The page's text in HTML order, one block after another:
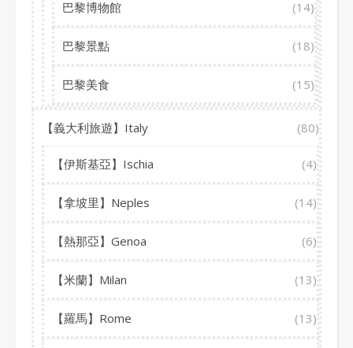
巴黎博物館 (14)
巴黎景點 (18)
巴黎美食 (15)
【義大利旅遊】Italy (80)
【伊斯基亞】Ischia (4)
【拿坡里】Neples (14)
【熱那亞】Genoa (6)
【米蘭】Milan (13)
【羅馬】Rome (13)